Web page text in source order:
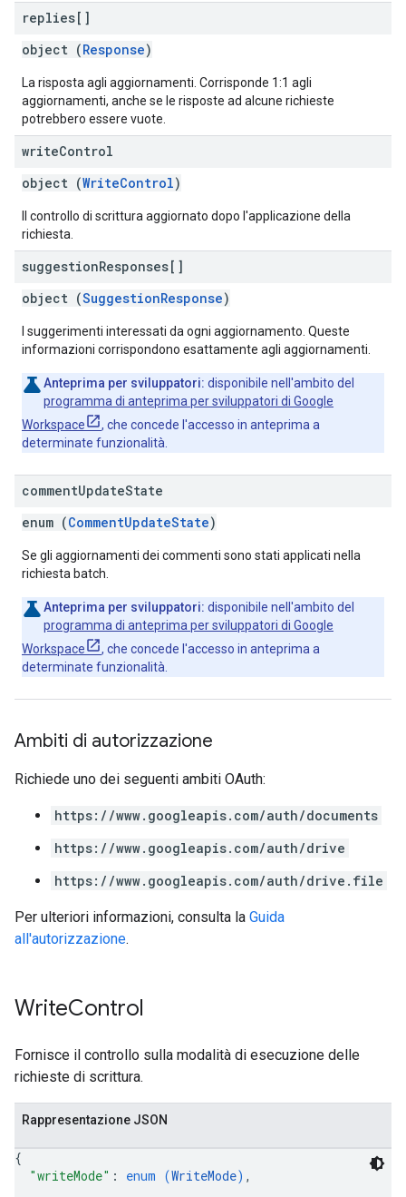
replies[]
object (Response)
La risposta agli aggiornamenti. Corrisponde 1:1 agli
aggiornamenti, anche se le risposte ad alcune richieste
potrebbero essere vuote.
writeControl
object (WriteControl)
Il controllo di scrittura aggiornato dopo l'applicazione della
richiesta.
suggestionResponses[]
object (SuggestionResponse)
I suggerimenti interessati da ogni aggiornamento. Queste
informazioni corrispondono esattamente agli aggiornamenti.
Anteprima per sviluppatori: disponibile nell'ambito del
programma di anteprima per sviluppatori di Google
Workspace
, che concede l'accesso in anteprima a
determinate funzionalità.
commentUpdateState
enum (CommentUpdateState)
Se gli aggiornamenti dei commenti sono stati applicati nella
richiesta batch.
Anteprima per sviluppatori: disponibile nell'ambito del
programma di anteprima per sviluppatori di Google
Workspace
, che concede l'accesso in anteprima a
determinate funzionalità.
Ambiti di autorizzazione
Richiede uno dei seguenti ambiti OAuth:
https://www.googleapis.com/auth/documents
https://www.googleapis.com/auth/drive
https://www.googleapis.com/auth/drive.file
Per ulteriori informazioni, consulta la Guida
all'autorizzazione.
WriteControl
Fornisce il controllo sulla modalità di esecuzione delle
richieste di scrittura.
Rappresentazione JSON
{
"writeMode" : enum (WriteMode) ,